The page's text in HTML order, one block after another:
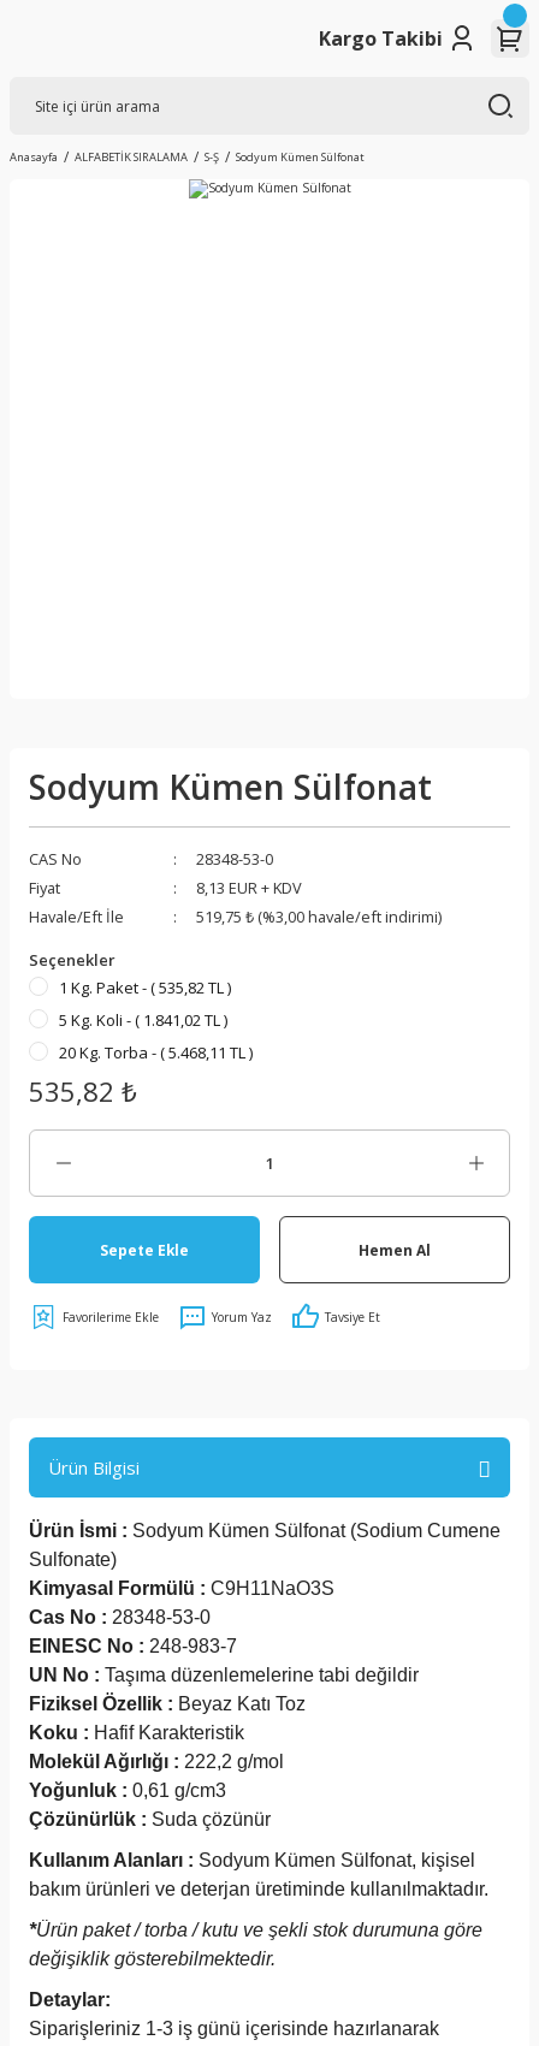
Kargo Takibi
Anasayfa ALFABETİK SIRALAMA S-Ş Sodyum Kümen Sülfonat
Sodyum Kümen Sülfonat
CAS No
28348-53-0
Fiyat
8,13 EUR + KDV
Havale/Eft İle
519,75 ₺ (%3,00 havale/eft indirimi)
Seçenekler
1 Kg. Paket - ( 535,82 TL )
5 Kg. Koli - ( 1.841,02 TL )
20 Kg. Torba - ( 5.468,11 TL )
535,82 ₺
Sepete Ekle Hemen Al
Yorum Yaz Tavsiye Et
Ürün Bilgisi
Ürün İsmi : Sodyum Kümen Sülfonat (Sodium Cumene
Sulfonate)
Kimyasal Formülü : C9H11NaO3S
Cas No : 28348-53-0
EINESC No : 248-983-7
UN No : Taşıma düzenlemelerine tabi değildir
Fiziksel Özellik : Beyaz Katı Toz
Koku : Hafif Karakteristik
Molekül Ağırlığı : 222,2 g/mol
Yoğunluk : 0,61 g/cm3
Çözünürlük : Suda çözünür
Kullanım Alanları : Sodyum Kümen Sülfonat, kişisel
bakım ürünleri ve deterjan üretiminde kullanılmaktadır.
*Ürün paket / torba / kutu ve şekli stok durumuna göre
değişiklik gösterebilmektedir.
Detaylar:
Siparişleriniz 1-3 iş günü içerisinde hazırlanarak